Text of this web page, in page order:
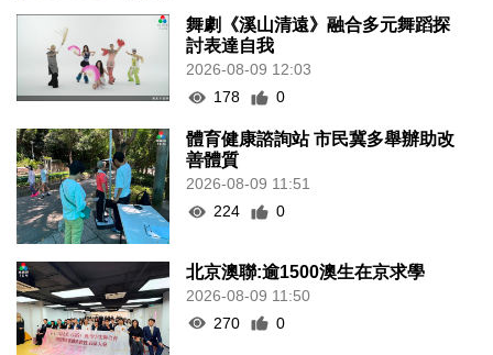
舞劇《溪山清遠》融合多元舞蹈探
討表達自我
2026-08-09 12:03
178
0
體育健康諮詢站 市民冀多舉辦助改
善體質
2026-08-09 11:51
224
0
北京澳聯:逾1500澳生在京求學
2026-08-09 11:50
270
0